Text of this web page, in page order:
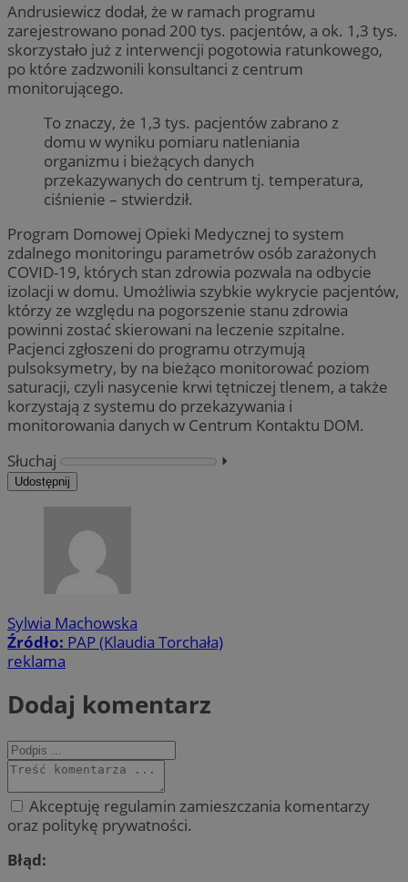
Andrusiewicz dodał, że w ramach programu
zarejestrowano ponad 200 tys. pacjentów, a ok. 1,3 tys.
skorzystało już z interwencji pogotowia ratunkowego,
po które zadzwonili konsultanci z centrum
monitorującego.
To znaczy, że 1,3 tys. pacjentów zabrano z
domu w wyniku pomiaru natleniania
organizmu i bieżących danych
przekazywanych do centrum tj. temperatura,
ciśnienie – stwierdził.
Program Domowej Opieki Medycznej to system
zdalnego monitoringu parametrów osób zarażonych
COVID-19, których stan zdrowia pozwala na odbycie
izolacji w domu. Umożliwia szybkie wykrycie pacjentów,
którzy ze względu na pogorszenie stanu zdrowia
powinni zostać skierowani na leczenie szpitalne.
Pacjenci zgłoszeni do programu otrzymują
pulsoksymetry, by na bieżąco monitorować poziom
saturacji, czyli nasycenie krwi tętniczej tlenem, a także
korzystają z systemu do przekazywania i
monitorowania danych w Centrum Kontaktu DOM.
Słuchaj
⏵︎
Udostępnij
Sylwia Machowska
Źródło: PAP (Klaudia Torchała)
reklama
Dodaj komentarz
Akceptuję regulamin zamieszczania komentarzy
oraz politykę prywatności.
Błąd: